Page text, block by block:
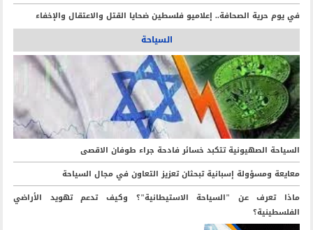
في يوم حرية الصحافة.. إعلاميو فلسطين ضحايا القتل والاعتقال والإخفاء
السياحة
السياحة الصهيونية تتكبد خسائر فادحة جراء طوفان الاقصى
معايعة ومسؤولة إسبانية تبحثان تعزيز التعاون في مجال السياحة
ماذا تعرف عن "السياحة الاستيطانية"؟ وكيف تدعم تهويد الأراضي
الفلسطينية؟